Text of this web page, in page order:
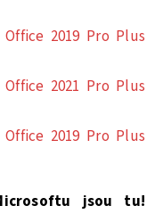
2019 Pro Plus
2021 Pro Plus
2019 Pro Plus
jsou tu!